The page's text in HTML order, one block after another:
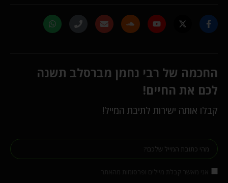
החכמה של רבי נחמן מברסלב תשנה
לכם את החיים!
קבלו אותה ישירות לתיבת המייל!